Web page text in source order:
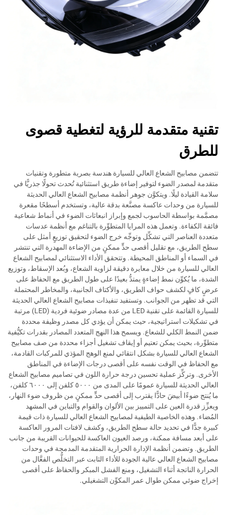
تقنية متقدمة للرؤية لتغطية قصوى
للطرق
تتضمن مصابيح الشعاع العالي للسيارة هندسة بصرية متطورة وتقنيات
متقدمة لمصدر الضوء لتوفير إضاءة طريق استثنائية تُحدث تحولًا جذريًّا في
سلامة القيادة ليلًا. ويتكوَّن جوهر أنظمة مصابيح الشعاع العالي الحديثة
للسيارة من وحدات عاكسة مصنَّعة بدقة عالية، وتستخدم أسطحًا مقعرة
مصمَّمة بواسطة الحاسوب لجمع وإبراز انبعاثات الضوء في أنماط شعاعية
فائقة الكفاءة. وتعمل هذه المرايا المتطوِّرة بالتناغم مع أنظمة عدسات
متعددة العناصر التي تشكِّل وتوجِّه خرج الضوء لتحقيق توزيعٍ أمثل على
سطح الطريق، مع تقليل أقصى حدٍّ ممكنٍ من الإضاءة المهدرة التي تنتشر
في السماء أو المناطق المحيطة. وتتحقق الأداء الاستثنائي لمصابيح الشعاع
العالي للسيارة من خلال معايرة دقيقة لزاوية الشعاع، وبُعد الإسقاط، وتوزيع
الشدة، ما يُكوِّن نمط إضاءةٍ يمتدُّ بعيدًا على طول الطريق مع الحفاظ على
عرضٍ كافٍ لكشف حواف الطريق، والأكتاف الجانبية، والمخاطر المحتملة
التي قد تظهر من الجوانب. وتستفيد تنفيذات مصابيح الشعاع العالي الحديثة
للسيارة القائمة على تقنية LED من عدة مصادر ضوئية فردية (LED) مرتبة
في تشكيلات استراتيجية، حيث يمكن أن يؤدي كل مصدر وظيفة محددة
ضمن النمط الكلي للشعاع. ويسمح هذا النهج المتعدد المصادر بقدرات تكيُّفية
متطوِّرة، بحيث يمكن تعتيم أو إيقاف تشغيل أجزاء محددة من صف مصابيح
الشعاع العالي للسيارة بشكل انتقائي لمنع الوهج المؤذي للمركبات القادمة،
مع الحفاظ في الوقت نفسه على أقصى درجات الإضاءة في المناطق
الأخرى. وتركِّز عملية تحسين درجة حرارة اللون في تصاميم مصابيح الشعاع
العالي الحديثة للسيارة عمومًا على المدى من ٥٠٠٠ كلفن إلى ٦٠٠٠ كلفن،
ما يُنتج ضوءًا أبيضَ حادًّا يقترب إلى أقصى حدٍّ ممكنٍ من ظروف ضوء النهار،
ويعزِّز قدرة العين على التمييز بين الألوان والقوام والتباين في المشهد
المُضاء. وهذه الخاصية الطيفية لمصابيح الشعاع العالي للسيارة ذات قيمة
كبيرة جدًّا في تحديد حالة سطح الطريق، وكشف لافتات المرور العاكسة
على أبعد مسافة ممكنة، ورصد العيون العاكسة للحيوانات القريبة من جانب
الطريق. وتضمن أنظمة الإدارة الحرارية المتقدمة المدمجة في وحدات
مصابيح الشعاع العالي عالية الجودة للأداء الثابت عبر التخلُّص الفعَّال من
الحرارة الناتجة أثناء التشغيل، ومنع الفشل المبكر والحفاظ على أقصى
إخراج ضوئي ممكن طوال عمر المكوِّن التشغيلي.